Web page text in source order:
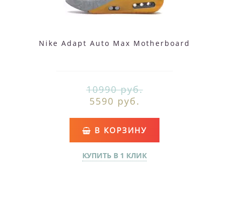
Nike Adapt Auto Max Motherboard
10990 руб.
5590 руб.
В КОРЗИНУ
КУПИТЬ В 1 КЛИК